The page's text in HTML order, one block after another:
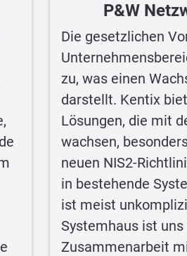
P&W
Die gesetzlichen
zu, was einen
darstellt. Kentix
Lösungen, die mit
wachsen,
neuen NIS2-
in bestehende
ist meist
Systemhaus ist
Zusammenarbeit